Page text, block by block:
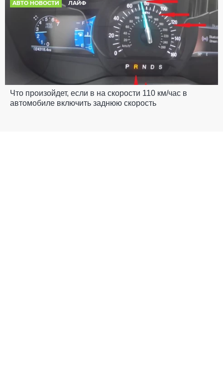
АВТО НОВОСТИ ЛАЙФ
Что произойдет, если в на скорости 110 км/час в
автомобиле включить заднюю скорость